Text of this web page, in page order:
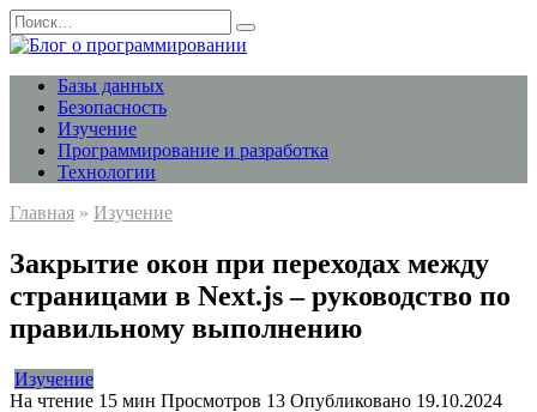
Перейти
к
содержанию
Search
for:
Базы данных
Безопасность
Изучение
Программирование и разработка
Технологии
Главная » Изучение
Закрытие окон при переходах между
страницами в Next.js – руководство по
правильному выполнению
Изучение
На чтение 15 мин Просмотров 13 Опубликовано 19.10.2024